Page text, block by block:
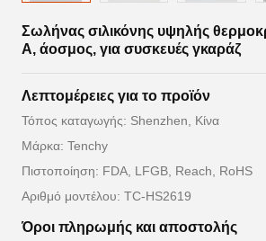
Σωλήνας σιλικόνης υψηλής
A, άοσμος, για συσκευές γκαράζ
Λεπτομέρειες για το προϊόν
Τόπος καταγωγής: Shenzhen, Κίνα
Μάρκα: Tenchy
Πιστοποίηση: FDA, LFGB, Reach, RoHS
Αριθμό μοντέλου: TC-HS2619
Όροι πληρωμής και αποστολής